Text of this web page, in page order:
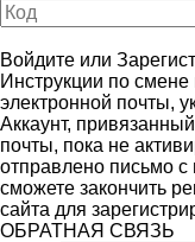
Войдите или
Инструкции по
электронной почты,
Аккаунт,
почты, пока не
отправлено письмо
сможете закончить
сайта для
ОБРАТНАЯ СВЯЗЬ